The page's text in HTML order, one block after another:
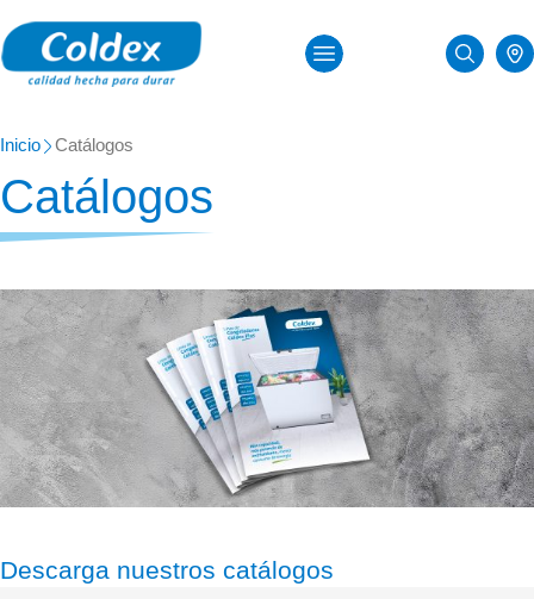
Inicio Catálogos
Catálogos
Descarga nuestros catálogos